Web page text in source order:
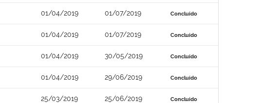
01/04/2019 01/07/2019 Concluído
01/04/2019 01/07/2019 Concluído
01/04/2019 30/05/2019 Concluído
01/04/2019 29/06/2019 Concluído
25/03/2019 25/06/2019 Concluído